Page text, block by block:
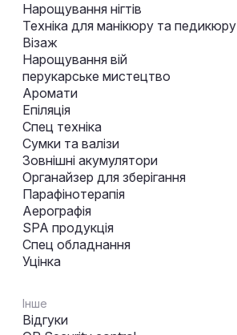
Нарощування нігтів
Техніка для манікюру та педикюру
Візаж
Нарощування вій
перукарське мистецтво
Аромати
Епіляція
Спец техніка
Сумки та валізи
Зовнішні акумулятори
Органайзер для зберігання
Парафінотерапія
Аерографія
SPA продукція
Спец обладнання
Уцінка
Інше
Відгуки